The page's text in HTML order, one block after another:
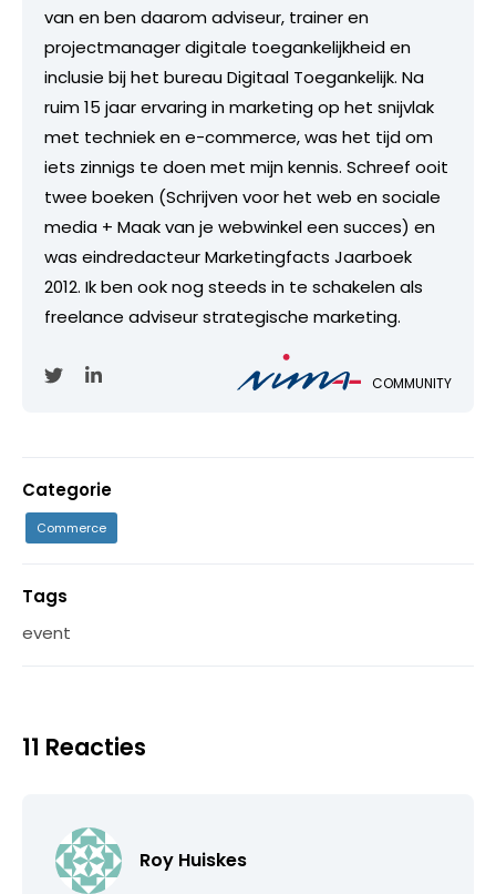
van en ben daarom adviseur, trainer en
projectmanager digitale toegankelijkheid en
inclusie bij het bureau Digitaal Toegankelijk. Na
ruim 15 jaar ervaring in marketing op het snijvlak
met techniek en e-commerce, was het tijd om
iets zinnigs te doen met mijn kennis. Schreef ooit
twee boeken (Schrijven voor het web en sociale
media + Maak van je webwinkel een succes) en
was eindredacteur Marketingfacts Jaarboek
2012. Ik ben ook nog steeds in te schakelen als
freelance adviseur strategische marketing.
COMMUNITY
Categorie
Commerce
Tags
event
11 Reacties
Roy Huiskes